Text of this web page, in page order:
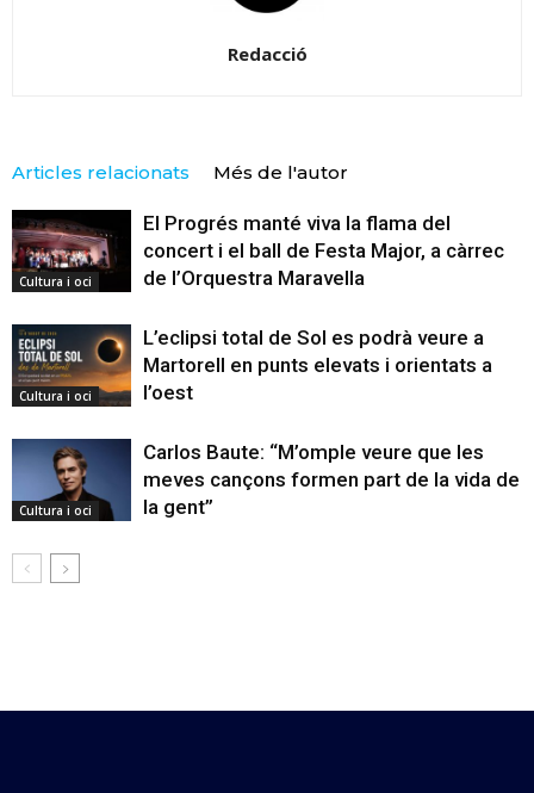
Redacció
Articles relacionats Més de l'autor
Cultura i oci
El Progrés manté viva la flama del
concert i el ball de Festa Major, a càrrec
de l’Orquestra Maravella
Cultura i oci
L’eclipsi total de Sol es podrà veure a
Martorell en punts elevats i orientats a
l’oest
Cultura i oci
Carlos Baute: “M’omple veure que les
meves cançons formen part de la vida de
la gent”